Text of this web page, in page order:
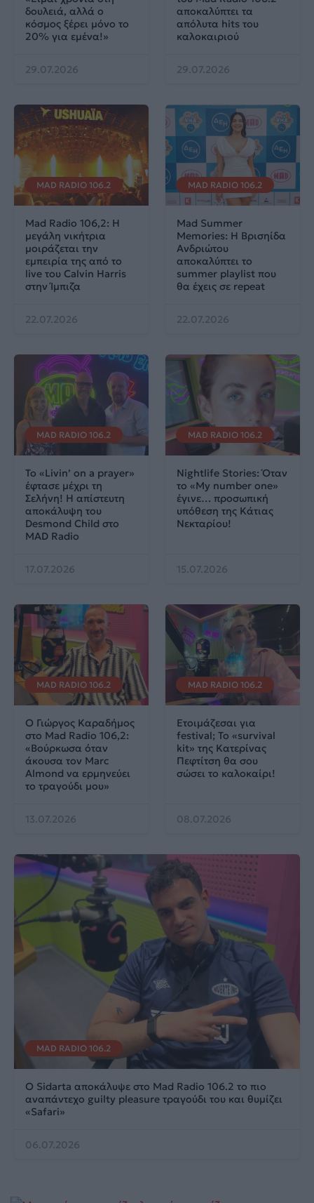
δουλειά, αλλά ο
κόσμος ξέρει μόνο το
20% για εμένα!»
29.07.2026
αποκαλύπτει τα
απόλυτα hits του
καλοκαιριού
29.07.2026
MAD RADIO 106.2
Mad Radio 106,2: Η
μεγάλη νικήτρια
μοιράζεται την
εμπειρία της από το
live του Calvin Harris
στην Ίμπιζα
22.07.2026
MAD RADIO 106.2
Mad Summer
Memories: Η Βρισηίδα
Ανδριώτου
αποκαλύπτει το
summer playlist που
θα έχεις σε repeat
22.07.2026
MAD RADIO 106.2
Το «Livin’ on a prayer»
έφτασε μέχρι τη
Σελήνη! Η απίστευτη
αποκάλυψη του
Desmond Child στο
MAD Radio
17.07.2026
MAD RADIO 106.2
Nightlife Stories: Όταν
το «My number one»
έγινε… προσωπική
υπόθεση της Κάτιας
Νεκταρίου!
15.07.2026
MAD RADIO 106.2
Ο Γιώργος Καραδήμος
στο Mad Radio 106,2:
«Βούρκωσα όταν
άκουσα τον Marc
Almond να ερμηνεύει
το τραγούδι μου»
13.07.2026
MAD RADIO 106.2
Ετοιμάζεσαι για
festival; Το «survival
kit» της Κατερίνας
Πεφτίτση θα σου
σώσει το καλοκαίρι!
08.07.2026
MAD RADIO 106.2
Ο Sidarta αποκάλυψε στο Mad Radio 106.2 το πιο
αναπάντεχο guilty pleasure τραγούδι του και θυμίζει
«Safari»
06.07.2026